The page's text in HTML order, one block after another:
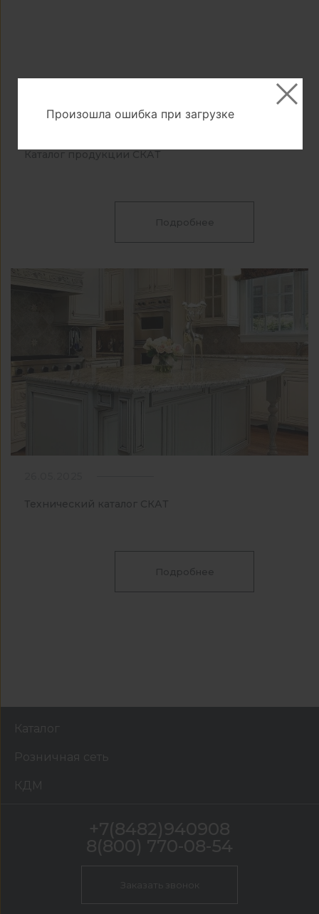
Каталог продукции СКАТ
Подробнее
Технический каталог СКАТ
Подробнее
Каталог
Розничная сеть
КДМ
+7(8482)940908
8(800) 770-08-54
Заказать звонок
Произошла ошибка при загрузке